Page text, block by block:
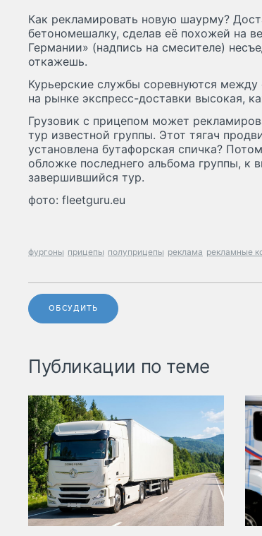
Как рекламировать новую шаурму?
бетономешалку, сделав её похожей на
Германии» (надпись на смесителе)
откажешь.
Курьерские службы соревнуются
на рынке экспресс-доставки высокая,
Грузовик с прицепом может
тур известной группы. Этот тягач
установлена бутафорская спичка?
обложке последнего альбома группы, к
завершившийся тур.
фото: fleetguru.eu
фургоны прицепы полуприцепы реклама рекламные
ОБСУДИТЬ
Публикации по теме